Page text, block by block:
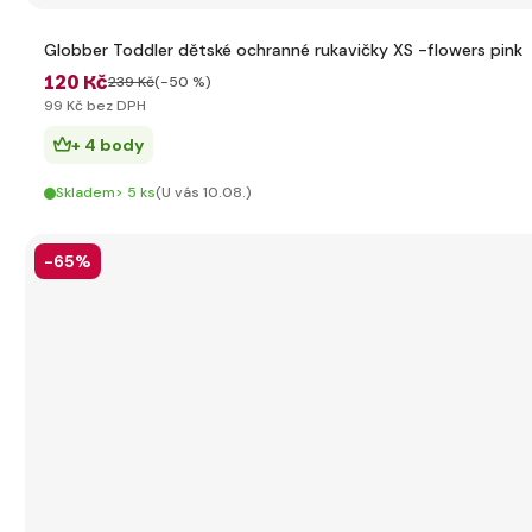
Globber Toddler dětské ochranné rukavičky XS -flowers pink
120 Kč239 Kč(-50 %)
99 Kč bez DPH
+ 4 body
Skladem> 5 ks(U vás 10.08.)
-65%